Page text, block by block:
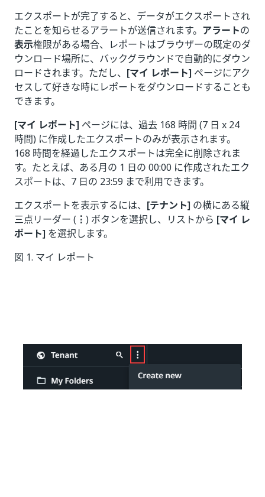
エクスポートが完了すると、データがエクスポートされ
たことを知らせるアラートが送信されます。 アラートの
表示権限がある場合、レポートはブラウザーの既定のダ
ウンロード場所に、バックグラウンドで自動的にダウン
ロードされます。ただし、 [マイ レポート] ページにアク
セスして好きな時にレポートをダウンロードすることも
できます。
[マイ レポート] ページには、過去 168 時間 (7 日 x 24
時間) に作成したエクスポートのみが表示されます。
168 時間を経過したエクスポートは完全に削除されま
す。たとえば、ある月の 1 日の 00:00 に作成されたエク
スポートは、7 日の 23:59 まで利用できます。
エクスポートを表示するには、 [テナント] の横にある縦
三点リーダー ( ⋮ ) ボタンを選択し、リストから [マイ レ
ポート] を選択します。
図 1. マイ レポート